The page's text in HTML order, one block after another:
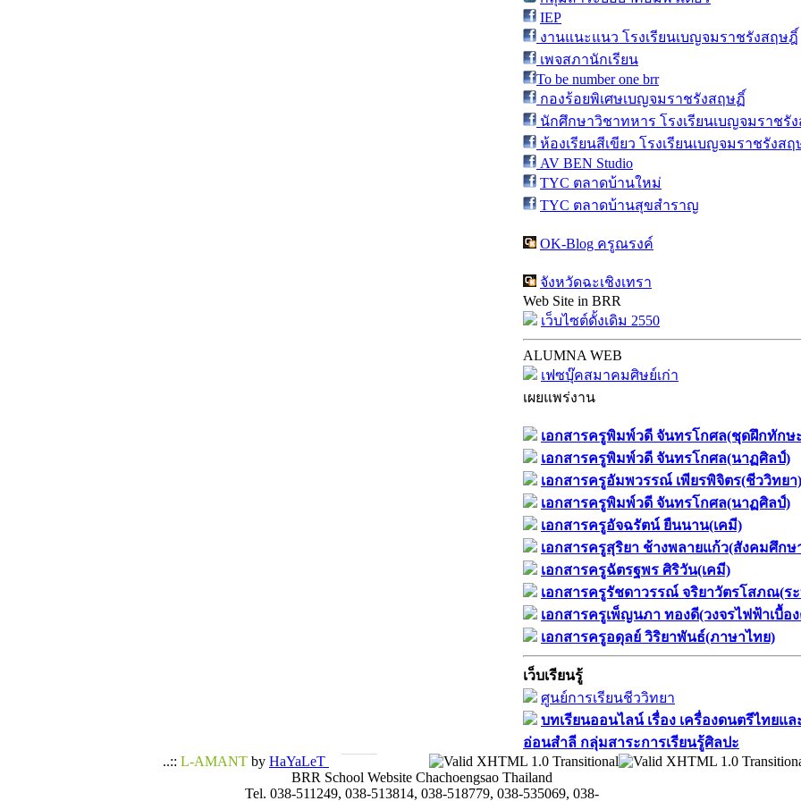
IEP
งานแนะแนว โรงเรียนเบญจมราชรังสฤษฎิ์
เพจสภานักเรียน
To be number one brr
กองร้อยพิเศษเบญจมราชรังสฤษฏิ์
นักศึกษาวิชาทหาร โรงเรียนเบญจมราชรั
ห้องเรียนสีเขียว โรงเรียนเบญจมราชรังสฤ
AV BEN Studio
TYC ตลาดบ้านใหม่
TYC ตลาดบ้านสุขสำราญ
OK-Blog ครูณรงค์
จังหวัดฉะเชิงเทรา
Web Site in BRR
เว็บไซต์ดั้งเดิม 2550
ALUMNA WEB
เฟซบุ๊คสมาคมศิษย์เก่า
เผยแพร่งาน
เอกสารครูพิมพ์วดี จันทรโกศล(ชุดฝึกทักษ
เอกสารครูพิมพ์วดี จันทรโกศล(นาฏศิลป์)
เอกสารครูอัมพวรรณ์ เพียรพิจิตร(ชีววิทยา)
เอกสารครูพิมพ์วดี จันทรโกศล(นาฏศิลป์)
เอกสารครูอัจฉรัตน์ ยืนนาน(เคมี)
เอกสารครูสุริยา ช้างพลายแก้ว(สังคมศึกษ
เอกสารครูฉัตรฐพร ศิริวัน(เคมี)
เอกสารครูรัชดาวรรณ์ จริยาวัตรโสภณ(ร
เอกสารครูเพ็ญนภา ทองดี(วงจรไฟฟ้าเบื้อ
เอกสารครูอดุลย์ วิริยาพันธ์(ภาษาไทย)
เว็บเรียนรู้
ศูนย์การเรียนชีววิทยา
บทเรียนออนไลน์​ เรื่อง​ เครื่องดนตรีไทย
อ่อนสำลี​ กลุ่มสาระการเรียนรู้ศิลปะ
..:: L-AMANT by HaYaLeT
BRR School Website Chachoengsao Thailand
Tel. 038-511249, 038-513814, 038-518779, 038-535069, 038-